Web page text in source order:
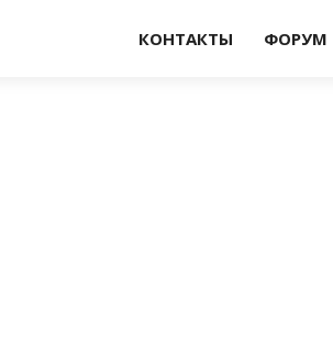
КОНТАКТЫ ФОРУМ